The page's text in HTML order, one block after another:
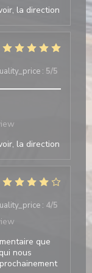
la direction
: 5/5
la direction
: 4/5
que
nous